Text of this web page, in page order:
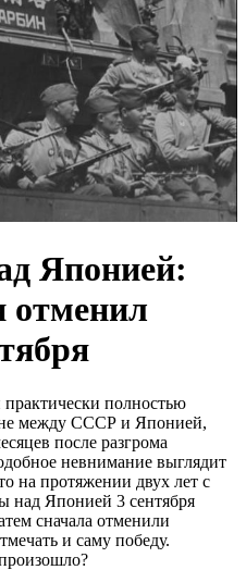
Японией:
отменил
полностью
между СССР и Японией,
после разгрома
невнимание выглядит
на протяжении двух лет с
над Японией 3 сентября
сначала отменили
и саму победу.